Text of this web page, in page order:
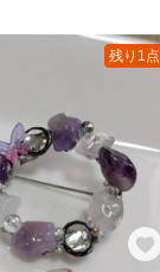
残り1点